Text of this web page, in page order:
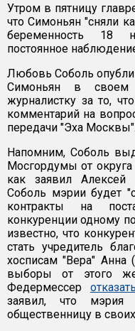
Утром в пятницу
что Симоньян "сняли
беременность 18
постоянное
Любовь Соболь
Симоньян в своем
журналистку за то,
комментарий на
передачи "Эха Москвы".
Напомним, Соболь
Мосгордумы от
как заявил
Соболь мэрии будет
контракты на
конкуренции одному
известно, что
стать учредитель
хосписам "Вера"
выборы от этого
Федермессер
заявил, что мэрия
общественницу в своих